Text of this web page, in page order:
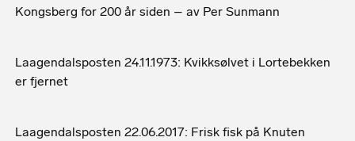
Kongsberg for 200 år siden – av Per Sunmann
Laagendalsposten 24.11.1973: Kvikksølvet i Lortebekken
er fjernet
Laagendalsposten 22.06.2017: Frisk fisk på Knuten